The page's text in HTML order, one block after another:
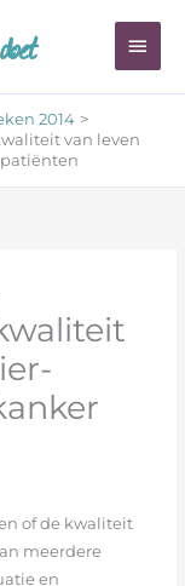
2014
van leven
of de kwaliteit
meerdere
en